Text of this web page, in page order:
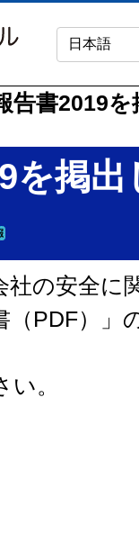
告書2019
を掲
社の安全に
PDF）」
。